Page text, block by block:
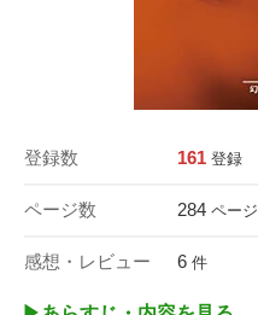
登録数 161 登録
ページ数 284 ページ
感想・レビュー 6 件